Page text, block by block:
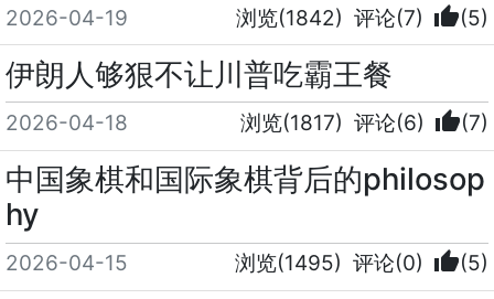
2026-04-19 浏览(1842) 评论(7) thumb_up(5)
伊朗人够狠不让川普吃霸王餐
2026-04-18 浏览(1817) 评论(6) thumb_up(7)
中国象棋和国际象棋背后的philosop
hy
2026-04-15 浏览(1495) 评论(0) thumb_up(5)